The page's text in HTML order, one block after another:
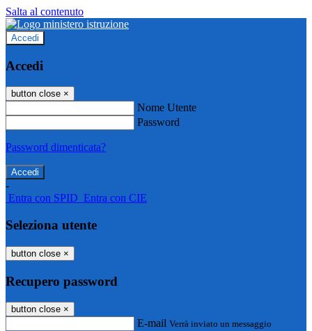
Salta al contenuto
Accedi
Accedi
button close ×
Nome Utente
Password
Password dimenticata?
-
Entra con SPID Entra con CIE
Seleziona utente
button close ×
Recupero password
button close ×
E-mail Verrà inviato un messaggio